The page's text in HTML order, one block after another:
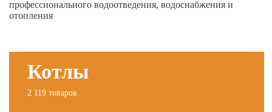
профессионального водоотведения, водоснабжения и
отопления
Котлы
2 119 товаров